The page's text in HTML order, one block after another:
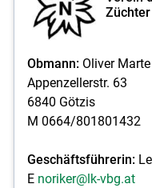
Züchter
Obmann:Oliver Marte
Appenzellerstr. 63
6840 Götzis
M 0664/801801432
Geschäftsführerin:
E noriker@lk-vbg.at